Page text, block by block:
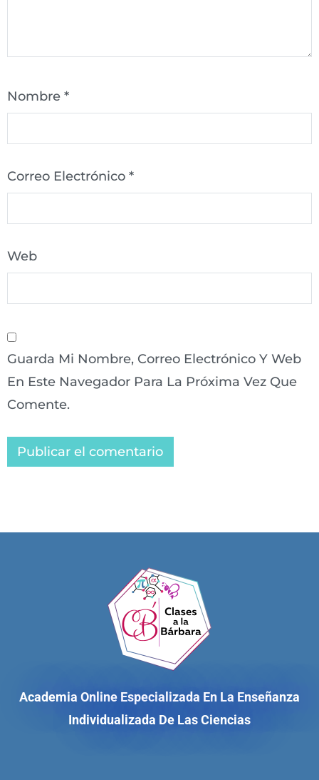
Nombre *
Correo Electrónico *
Web
Guarda Mi Nombre, Correo Electrónico Y Web
En Este Navegador Para La Próxima Vez Que
Comente.
Academia Online Especializada En La Enseñanza
Individualizada De Las Ciencias